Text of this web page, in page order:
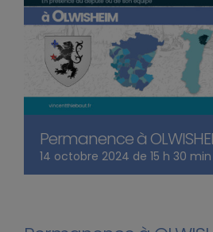
Permanence à
14 octobre 2024 de 15 h 30 min